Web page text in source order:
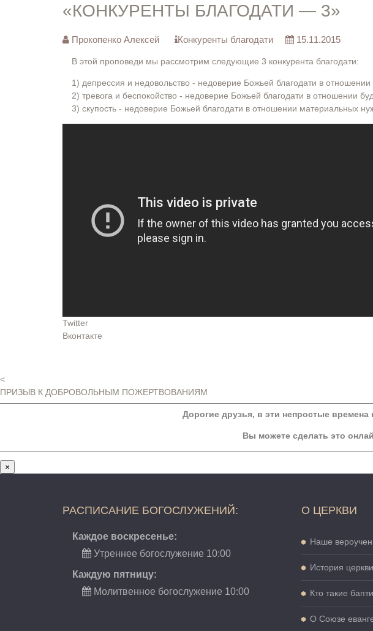
«КОНКУРЕНТЫ БЛАГОДАТИ — 3»
Прокопенко Алексей Конкуренты благодати 15.11.2015
В этой проповеди мы рассмотрим следующие 3 конкурента благодати:
1) депрессия и недовольство - недоверие Божьей благодати в отношении
2) тревога и беспокойство - недоверие Божьей благодати в отношении
3) скупость - недоверие Божьей благодати в отношении материальных
Twitter
Вконтакте
<
ПРИЗЫВ К ДОБРОВОЛЬНЫМ ПОЖЕРТВОВАНИЯМ
Дорогие друзья, в эти непростые
Вы можете сделать это
×
РАСПИСАНИЕ БОГОСЛУЖЕНИЙ:
Каждое воскресенье:
Утреннее богослужение 10:00
Каждую пятницу:
Молитвенное богослужение 10:00
О ЦЕРКВИ
Наше
История церкви
Кто такие
О Cоюзе